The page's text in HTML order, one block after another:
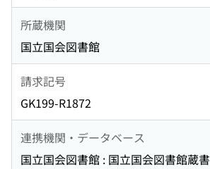
所蔵機関
国立国会図書館
請求記号
GK199-R1872
連携機関・データベース
国立国会図書館 : 国立国会図書館蔵書